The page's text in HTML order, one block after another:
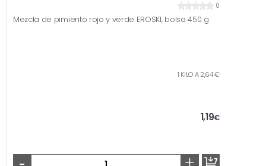
0
Mezcla de pimiento rojo y verde EROSKI, bolsa 450 g
1 KILO A 2,64 €
1,19€